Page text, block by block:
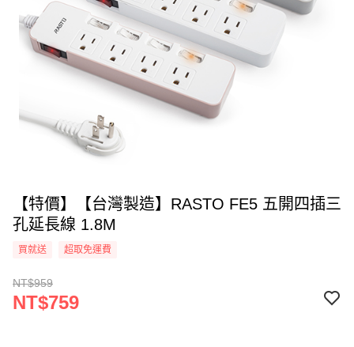
【特價】【台灣製造】RASTO FE5 五開四插三
孔延長線 1.8M
買就送 超取免運費
NT$959
NT$759